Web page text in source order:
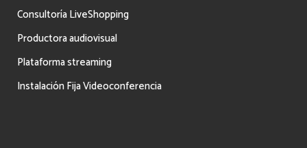
Consultoría LiveShopping
Productora audiovisual
Plataforma streaming
Instalación Fija Videoconferencia